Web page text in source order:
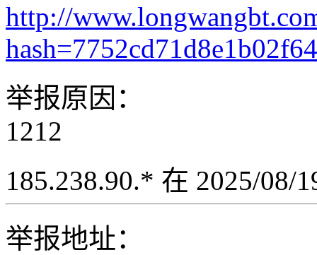
http://
举报原因：
1212
185.238.90.* 在 2025/08/
举报地址：